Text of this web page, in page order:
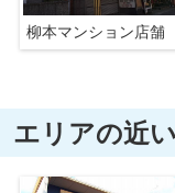
柳本マンション店舗
エリアの近